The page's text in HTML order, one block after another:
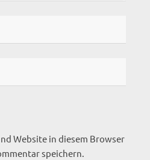
Website in diesem Browser
speichern.